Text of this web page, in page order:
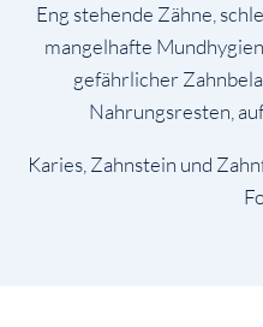
Eng stehende Zähne,
mangelhafte
gefährlicher
Nahrungsresten,
Karies, Zahnstein und